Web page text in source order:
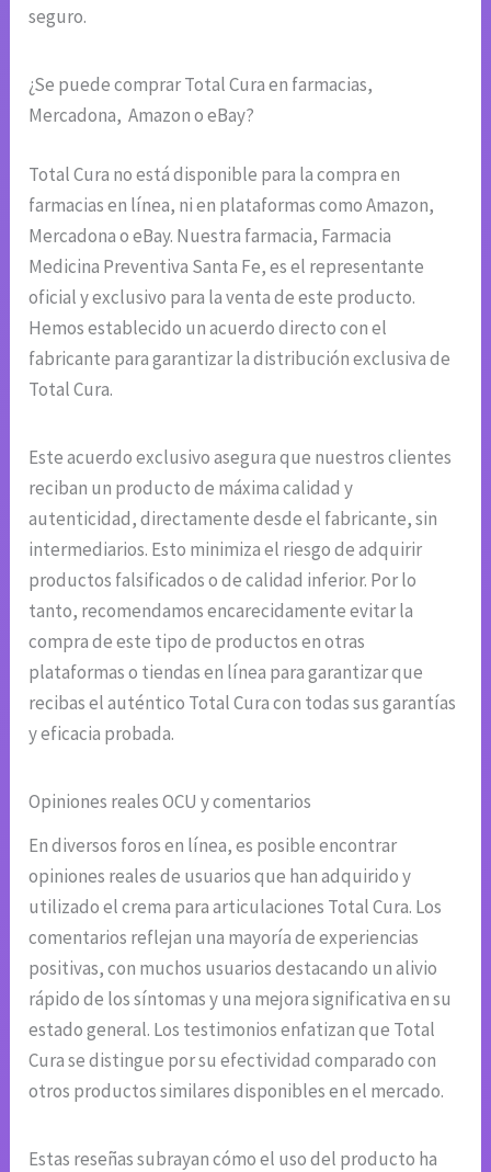
seguro.
¿Se puede comprar Total Cura en farmacias,
Mercadona, Amazon o eBay?
Total Cura no está disponible para la compra en
farmacias en línea, ni en plataformas como Amazon,
Mercadona o eBay. Nuestra farmacia, Farmacia
Medicina Preventiva Santa Fe, es el representante
oficial y exclusivo para la venta de este producto.
Hemos establecido un acuerdo directo con el
fabricante para garantizar la distribución exclusiva de
Total Cura.
Este acuerdo exclusivo asegura que nuestros clientes
reciban un producto de máxima calidad y
autenticidad, directamente desde el fabricante, sin
intermediarios. Esto minimiza el riesgo de adquirir
productos falsificados o de calidad inferior. Por lo
tanto, recomendamos encarecidamente evitar la
compra de este tipo de productos en otras
plataformas o tiendas en línea para garantizar que
recibas el auténtico Total Cura con todas sus garantías
y eficacia probada.
Opiniones reales OCU y comentarios
En diversos foros en línea, es posible encontrar
opiniones reales de usuarios que han adquirido y
utilizado el crema para articulaciones Total Cura. Los
comentarios reflejan una mayoría de experiencias
positivas, con muchos usuarios destacando un alivio
rápido de los síntomas y una mejora significativa en su
estado general. Los testimonios enfatizan que Total
Cura se distingue por su efectividad comparado con
otros productos similares disponibles en el mercado.
Estas reseñas subrayan cómo el uso del producto ha